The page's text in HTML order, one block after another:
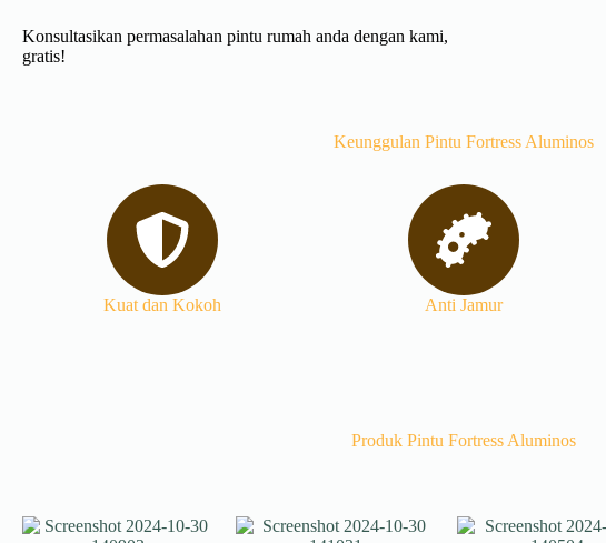
Konsultasikan permasalahan pintu rumah anda dengan kami,
gratis!
Keunggulan Pintu Fortress Aluminos
Kuat dan Kokoh Anti Jamur
Produk Pintu Fortress Aluminos